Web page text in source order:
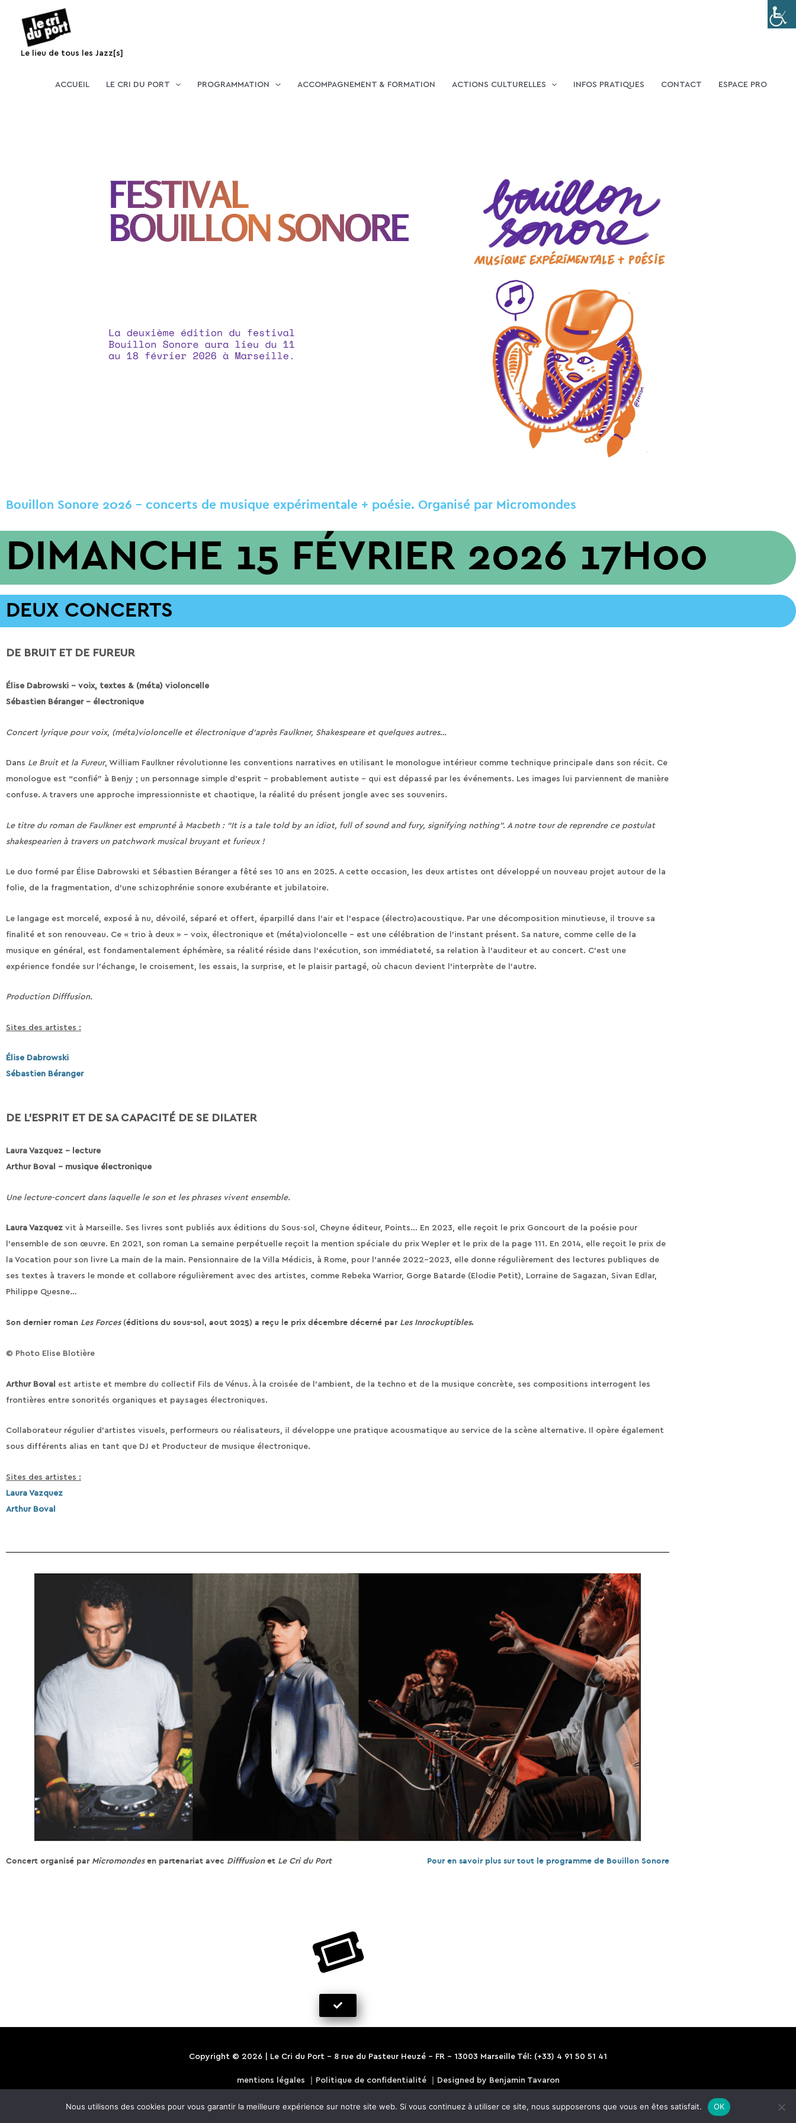
contenu
Le lieu de tous les Jazz[s]
ACCUEIL LE CRI DU PORT PROGRAMMATION ACCOMPAGNEMENT & FORMATION ACTIONS CULTURELLES INFOS PRATIQUES CONTACT ESPACE PRO
Bouillon Sonore 2026 – concerts de musique expérimentale + poésie. Organisé par Micromondes
DIMANCHE 15 FÉVRIER 2026 17H00
DEUX CONCERTS
DE BRUIT ET DE FUREUR
Élise Dabrowski – voix, textes & (méta) violoncelle
Sébastien Béranger – électronique
Concert lyrique pour voix, (méta)violoncelle et électronique d’après Faulkner, Shakespeare et quelques autres…
Dans Le Bruit et la Fureur, William Faulkner révolutionne les conventions narratives en utilisant le monologue intérieur comme technique principale dans son récit. Ce
monologue est “confié” à Benjy ; un personnage simple d’esprit – probablement autiste – qui est dépassé par les événements. Les images lui parviennent de manière
confuse. A travers une approche impressionniste et chaotique, la réalité du présent jongle avec ses souvenirs.
Le titre du roman de Faulkner est emprunté à Macbeth : “It is a tale told by an idiot, full of sound and fury, signifying nothing”. A notre tour de reprendre ce postulat
shakespearien à travers un patchwork musical bruyant et furieux !
Le duo formé par Élise Dabrowski et Sébastien Béranger a fêté ses 10 ans en 2025. A cette occasion, les deux artistes ont développé un nouveau projet autour de la
folie, de la fragmentation, d’une schizophrénie sonore exubérante et jubilatoire.
Le langage est morcelé, exposé à nu, dévoilé, séparé et offert, éparpillé dans l’air et l’espace (électro)acoustique. Par une décomposition minutieuse, il trouve sa
finalité et son renouveau. Ce « trio à deux » – voix, électronique et (méta)violoncelle – est une célébration de l’instant présent. Sa nature, comme celle de la
musique en général, est fondamentalement éphémère, sa réalité réside dans l’exécution, son immédiateté, sa relation à l’auditeur et au concert. C’est une
expérience fondée sur l’échange, le croisement, les essais, la surprise, et le plaisir partagé, où chacun devient l’interprète de l’autre.
Production Difffusion.
Sites des artistes :
Élise Dabrowski
Sébastien Béranger
DE L’ESPRIT ET DE SA CAPACITÉ DE SE DILATER
Laura Vazquez – lecture
Arthur Boval – musique électronique
Une lecture-concert dans laquelle le son et les phrases vivent ensemble.
Laura Vazquez vit à Marseille. Ses livres sont publiés aux éditions du Sous-sol, Cheyne éditeur, Points… En 2023, elle reçoit le prix Goncourt de la poésie pour
l’ensemble de son œuvre. En 2021, son roman La semaine perpétuelle reçoit la mention spéciale du prix Wepler et le prix de la page 111. En 2014, elle reçoit le prix de
la Vocation pour son livre La main de la main. Pensionnaire de la Villa Médicis, à Rome, pour l’année 2022-2023, elle donne régulièrement des lectures publiques de
ses textes à travers le monde et collabore régulièrement avec des artistes, comme Rebeka Warrior, Gorge Batarde (Elodie Petit), Lorraine de Sagazan, Sivan Edlar,
Philippe Quesne…
Son dernier roman Les Forces(éditions du sous-sol, aout 2025) a reçu le prix décembre décerné par Les Inrockuptibles.
© Photo Elise Blotière
Arthur Boval
est artiste et membre du collectif Fils de Vénus. À la croisée de l’ambient, de la techno et de la musique concrète, ses compositions interrogent les
frontières entre sonorités organiques et paysages électroniques.
Collaborateur régulier d’artistes visuels, performeurs ou réalisateurs, il développe une pratique acousmatique au service de la scène alternative. Il opère également
sous différents alias en tant que DJ et Producteur de musique électronique.
Sites des artistes :
Laura Vazquez
Arthur Boval
Concert organisé par Micromondesen partenariat avec Difffusionet Le Cri du Port Pour en savoir plus sur tout le programme de Bouillon Sonore
Copyright © 2026 | Le Cri du Port - 8 rue du Pasteur Heuzé - FR - 13003 Marseille Tél: (+33) 4 91 50 51 41
mentions légales Politique de confidentialité｜ Designed by Benjamin Tavaron
Nous utilisons des cookies pour vous garantir la meilleure expérience sur notre site web. Si vous continuez à utiliser ce site, nous supposerons que vous en êtes satisfait. OK